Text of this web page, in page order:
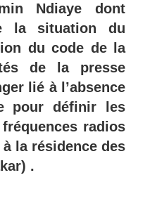
Ndiaye dont
la situation du
du code de la
de la presse
lié à l’absence
pour définir les
radios
la résidence des
.